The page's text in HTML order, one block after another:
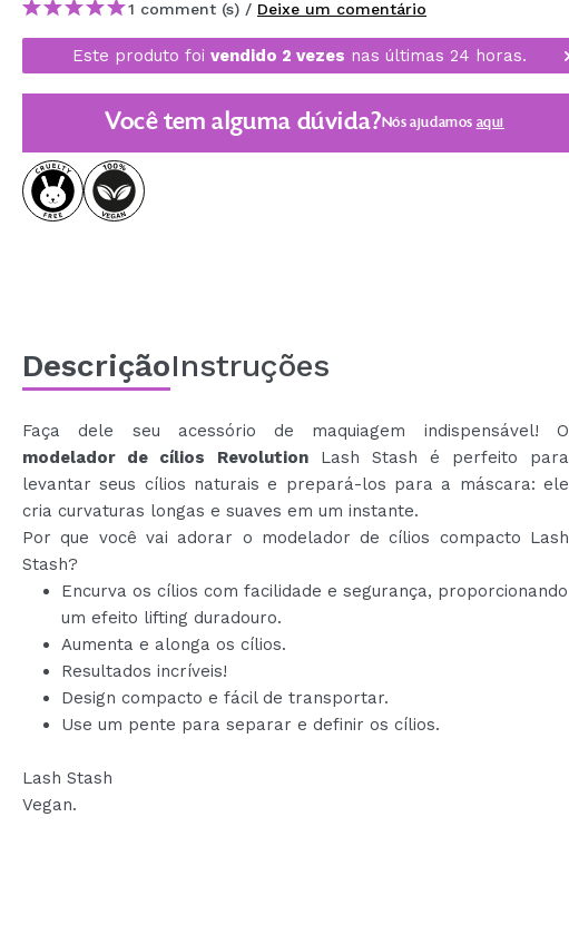
MAQUIFARMA
KOREA ZONE
TRAVEL SIZE
NATURE
EM BREVE
1 comment (s) / Deixe um comentário
Este produto foi vendido 2 vezes nas últimas 24 horas.
Você tem alguma dúvida?Nós ajudamos aqui
DescriçãoInstruções
Faça dele seu acessório de maquiagem indispensável! O
modelador de cílios
Revolution Lash Stash é perfeito para
levantar seus cílios naturais e prepará-los para a máscara: ele
cria curvaturas longas e suaves em um instante.
Por que você vai adorar o modelador de cílios compacto Lash
Stash?
Encurva os cílios com facilidade e segurança, proporcionando
um efeito lifting duradouro.
Aumenta e alonga os cílios.
Resultados incríveis!
Design compacto e fácil de transportar.
Use um pente para separar e definir os cílios.
Lash Stash
Vegan.